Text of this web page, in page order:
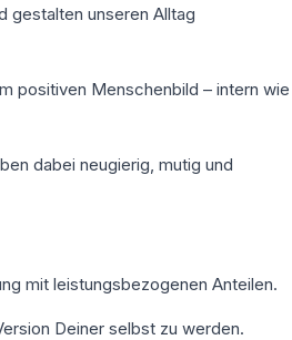
gestalten unseren Alltag
positiven Menschenbild – intern wie
dabei neugierig, mutig und
mit leistungsbezogenen Anteilen.
Deiner selbst zu werden.